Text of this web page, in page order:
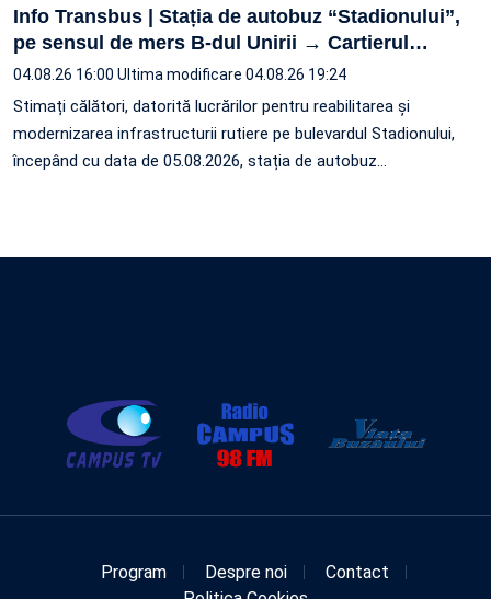
Info Transbus | Stația de autobuz “Stadionului”,
pe sensul de mers B-dul Unirii → Cartierul …
04.08.26 16:00 Ultima modificare 04.08.26 19:24
Stimați călători, datorită lucrărilor pentru reabilitarea și
modernizarea infrastructurii rutiere pe bulevardul Stadionului,
începând cu data de 05.08.2026, stația de autobuz…
Program Despre noi
Contact